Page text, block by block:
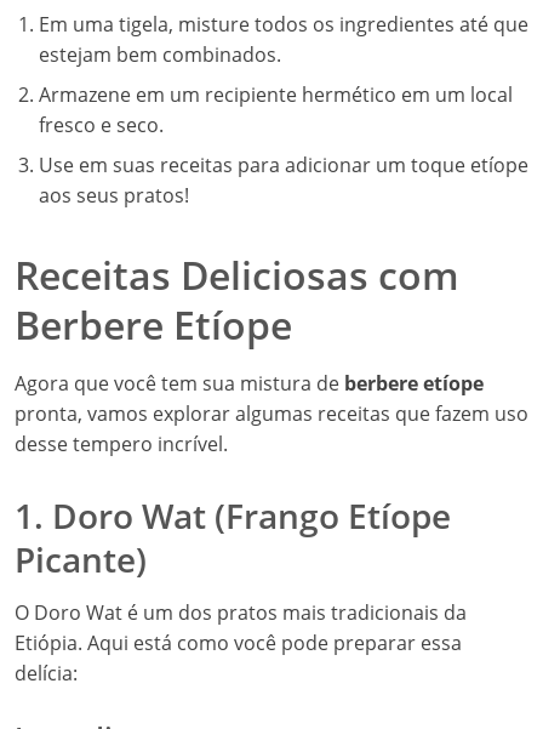
Em uma tigela, misture todos os ingredientes até que
estejam bem combinados.
Armazene em um recipiente hermético em um local
fresco e seco.
Use em suas receitas para adicionar um toque etíope
aos seus pratos!
Receitas Deliciosas com
Berbere Etíope
Agora que você tem sua mistura de berbere etíope
pronta, vamos explorar algumas receitas que fazem uso
desse tempero incrível.
1. Doro Wat (Frango Etíope
Picante)
O Doro Wat é um dos pratos mais tradicionais da
Etiópia. Aqui está como você pode preparar essa
delícia: